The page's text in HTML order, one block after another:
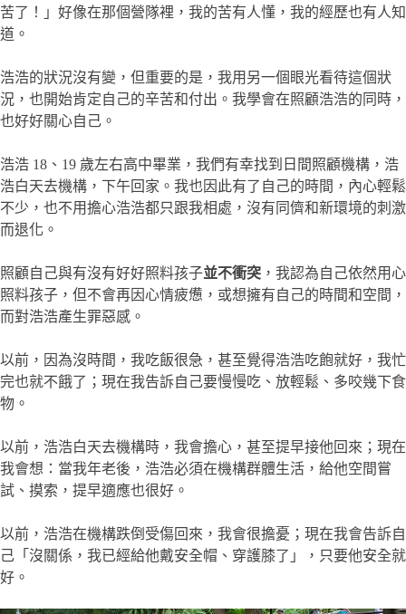
苦了！」好像在那個營隊裡，我的苦有人懂，我的經歷也有人知
道。
浩浩的狀況沒有變，但重要的是，我用另一個眼光看待這個狀
況，也開始肯定自己的辛苦和付出。我學會在照顧浩浩的同時，
也好好關心自己。
浩浩 18、19 歲左右高中畢業，我們有幸找到日間照顧機構，浩
浩白天去機構，下午回家。我也因此有了自己的時間，內心輕鬆
不少，也不用擔心浩浩都只跟我相處，沒有同儕和新環境的刺激
而退化。
照顧自己與有沒有好好照料孩子並不衝突 ，我認為自己依然用心
照料孩子，但不會再因心情疲憊，或想擁有自己的時間和空間，
而對浩浩產生罪惡感。
以前，因為沒時間，我吃飯很急，甚至覺得浩浩吃飽就好，我忙
完也就不餓了；現在我告訴自己要慢慢吃、放輕鬆、多咬幾下食
物。
以前，浩浩白天去機構時，我會擔心，甚至提早接他回來；現在
我會想：當我年老後，浩浩必須在機構群體生活，給他空間嘗
試、摸索，提早適應也很好。
以前，浩浩在機構跌倒受傷回來，我會很擔憂；現在我會告訴自
己「沒關係，我已經給他戴安全帽、穿護膝了」，只要他安全就
好。